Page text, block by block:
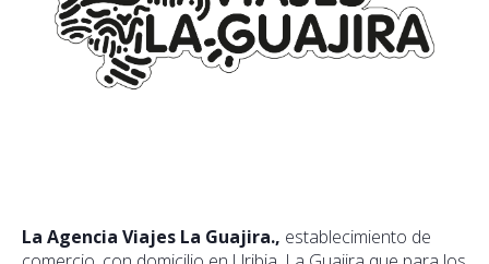
La Agencia Viajes La Guajira., establecimiento de